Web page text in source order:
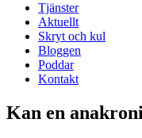
Tjänster
Aktuellt
Skryt och kul
Bloggen
Poddar
Kontakt
Kan en